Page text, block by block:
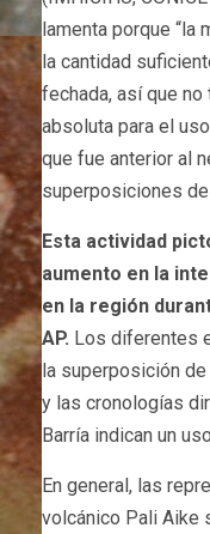
lamenta porque “la
la cantidad
fechada, así que
absoluta para el
que fue anterior al
superposiciones
Esta actividad
aumento en la
en la región
AP. Los diferentes
la superposición
y las cronologías
Barría indican un
En general, las
volcánico Pali Aike